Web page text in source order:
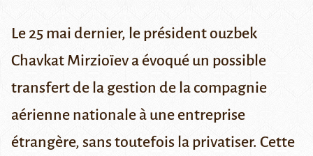
Le 25 mai dernier, le président ouzbek
Chavkat Mirzioïev a évoqué un possible
transfert de la gestion de la compagnie
aérienne nationale à une entreprise
étrangère, sans toutefois la privatiser. Cette